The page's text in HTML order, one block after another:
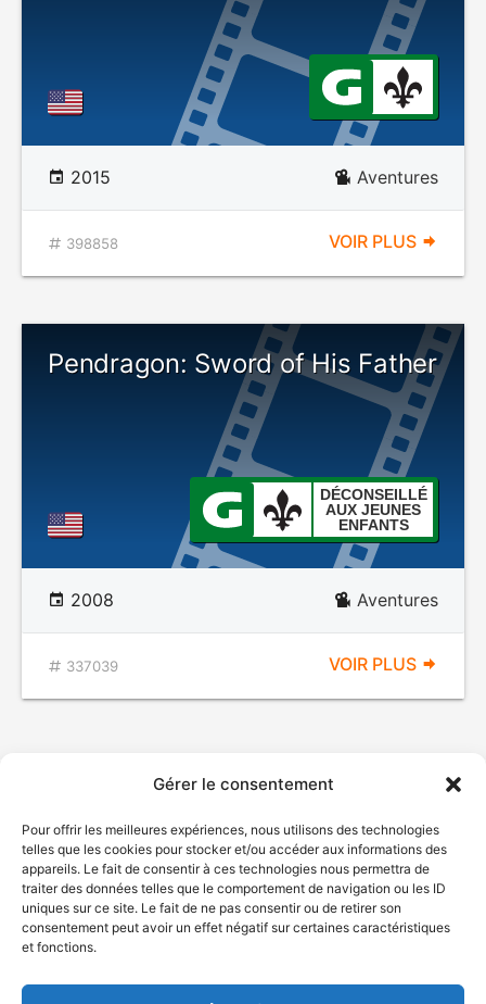
Gérer le consentement
Pour offrir les meilleures expériences, nous utilisons des technologies
telles que les cookies pour stocker et/ou accéder aux informations des
appareils. Le fait de consentir à ces technologies nous permettra de
traiter des données telles que le comportement de navigation ou les ID
uniques sur ce site. Le fait de ne pas consentir ou de retirer son
consentement peut avoir un effet négatif sur certaines caractéristiques
et fonctions.
2015 Aventures
398858 VOIR PLUS
Pendragon: Sword of His Father
DÉCONSEILLÉ
AUX JEUNES
ENFANTS
2008 Aventures
337039 VOIR PLUS
© Gouvernement du Québec, 2026
Plan du site